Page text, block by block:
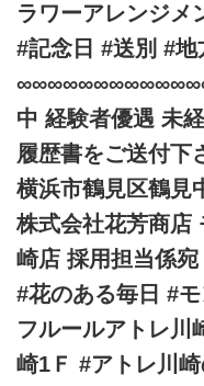
ラワーアレンジメ
#記念日 #送別 #
中 経験者優遇 未
履歴書をご送付下
横浜市鶴見区鶴見
株式会社花芳商店
崎店 採用担当係
#花のある毎日 #
フルールアトレ川
崎1Ｆ #アトレ川